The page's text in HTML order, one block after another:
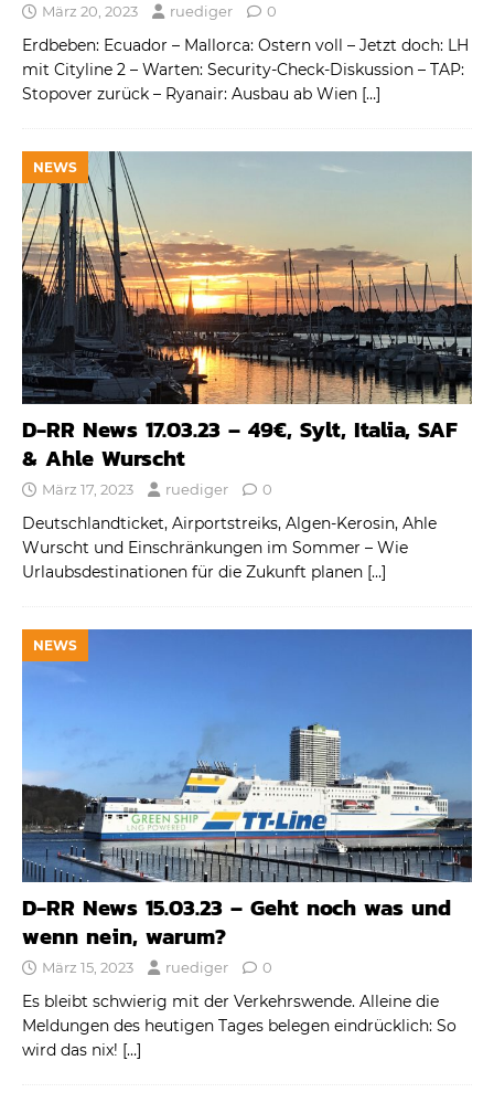
März 20, 2023 ruediger 0
Erdbeben: Ecuador – Mallorca: Ostern voll – Jetzt doch: LH
mit Cityline 2 – Warten: Security-Check-Diskussion – TAP:
Stopover zurück – Ryanair: Ausbau ab Wien […]
NEWS
D-RR News 17.03.23 – 49€, Sylt, Italia, SAF
& Ahle Wurscht
März 17, 2023 ruediger 0
Deutschlandticket, Airportstreiks, Algen-Kerosin, Ahle
Wurscht und Einschränkungen im Sommer – Wie
Urlaubsdestinationen für die Zukunft planen […]
NEWS
D-RR News 15.03.23 – Geht noch was und
wenn nein, warum?
März 15, 2023 ruediger 0
Es bleibt schwierig mit der Verkehrswende. Alleine die
Meldungen des heutigen Tages belegen eindrücklich: So
wird das nix! […]